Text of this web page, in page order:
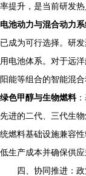
率提升，是当前研发热
电池动力与混合动力
已成为可行选择。研
用电池体系。对于远
阳能等组合的智能混
绿色甲醇与生物燃料
先进的二代、三代生
统燃料基础设施兼容
低生产成本并确保供应
四、协同推进：